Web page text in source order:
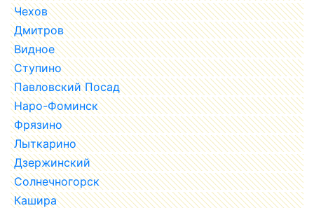
Чехов
Дмитров
Видное
Ступино
Павловский Посад
Наро-Фоминск
Фрязино
Лыткарино
Дзержинский
Солнечногорск
Кашира